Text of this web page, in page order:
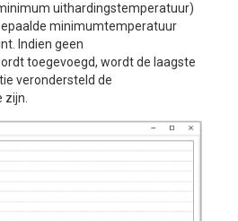
uithardingstemperatuur)
minimumtemperatuur
Indien geen
toegevoegd, wordt de laagste
verondersteld de